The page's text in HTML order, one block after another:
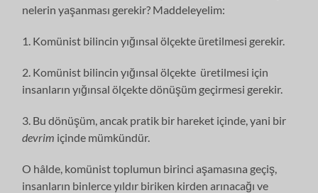
nelerin yaşanması gerekir? Maddeleyelim:
1. Komünist bilincin yığınsal ölçekte üretilmesi gerekir.
2. Komünist bilincin yığınsal ölçekte üretilmesi için
insanların yığınsal ölçekte dönüşüm geçirmesi gerekir.
3. Bu dönüşüm, ancak pratik bir hareket içinde, yani bir
devrim içinde mümkündür.
O hâlde, komünist toplumun birinci aşamasına geçiş,
insanların binlerce yıldır biriken kirden arınacağı ve